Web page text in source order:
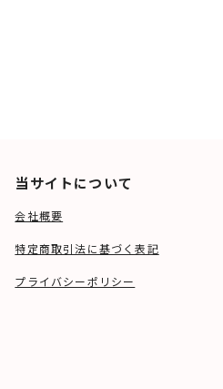
当サイトについて
会社概要
特定商取引法に基づく表記
プライバシーポリシー